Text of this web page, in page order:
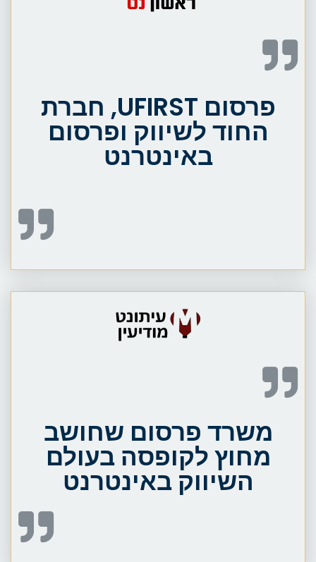
פרסום UFIRST, חברת
החוד לשיווק ופרסום
באינטרנט
משרד פרסום שחושב
מחוץ לקופסה בעולם
השיווק באינטרנט